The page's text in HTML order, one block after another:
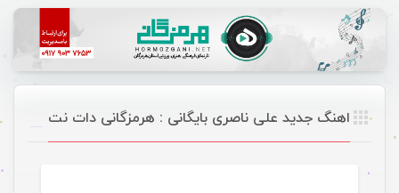
اهنگ جدید علی ناصری بایگانی : هرمزگانی دات نت